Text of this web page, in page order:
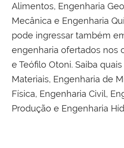
Alimentos, Engenharia
Mecânica e Engenharia
pode ingressar também
engenharia ofertados nos
e Teófilo Otoni. Saiba
Materiais, Engenharia de
Física, Engenharia Civil,
Produção e Engenharia